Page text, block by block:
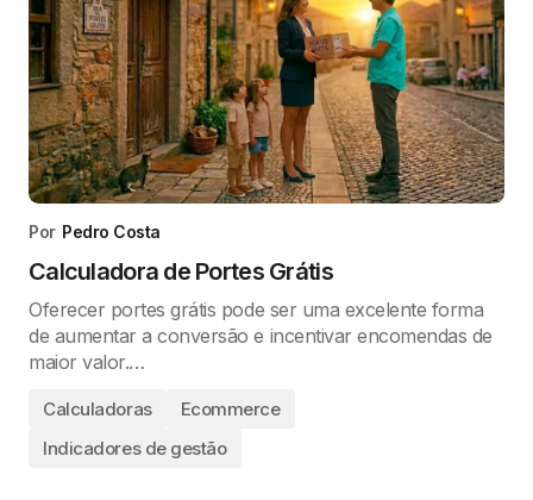
Por Pedro Costa
Calculadora de Portes Grátis
Oferecer portes grátis pode ser uma excelente forma
de aumentar a conversão e incentivar encomendas de
maior valor.…
Calculadoras
Ecommerce
Indicadores de gestão